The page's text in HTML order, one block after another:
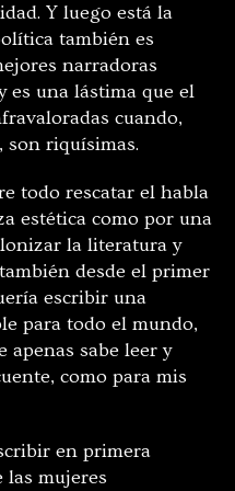
Y luego está la
también es
narradoras
es una lástima que el
cuando,
riquísimas.
todo rescatar el habla
estética como por una
la literatura y
desde el primer
escribir una
para todo el mundo,
apenas sabe leer y
como para mis
en primera
las mujeres